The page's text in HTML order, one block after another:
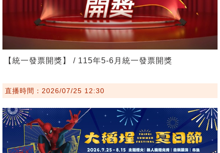
【統一發票開獎】 / 115年5-6月統一發票開獎
直播時間：2026/07/25 12:30